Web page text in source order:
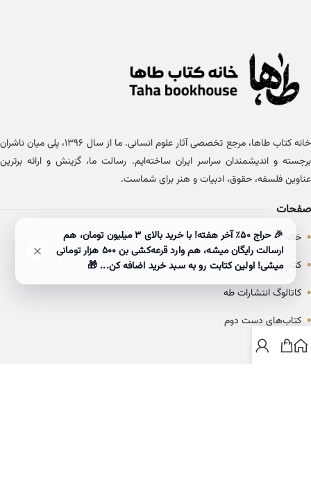
خانه کتاب طاها، مرجع تخصصی آثار علوم انسانی. ما از سال ۱۳۹۶، پلی میان ناشران
برجسته و اندیشمندان سراسر ایران ساخته‌ایم. رسالت ما، گزینش و ارائه برترین
عناوین فلسفه، حقوق، ادبیات و هنر برای شماست.
صفحات
• خانه
• کتاب‌ها
• کاتالوگ انتشارات طه
• کتاب‌های دست دوم
• بلاگ
🎉 حراج ۵۰٪ آخر هفته! با خرید بالای 3 میلیون تومان، هم
ارسالت رایگان میشه، هم وارد قرعه‌کشی بن ۵۰۰ هزار تومانی
میشی! اولین کتابت رو به سبد خرید اضافه کن... 🎁